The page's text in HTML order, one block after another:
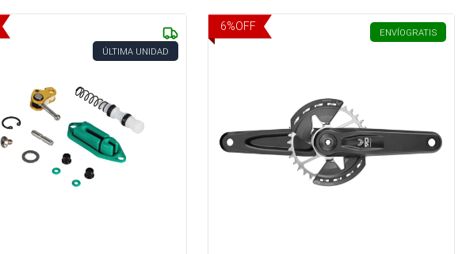
ÚLTIMA UNIDAD
6%OFF ENVÍOGRATIS